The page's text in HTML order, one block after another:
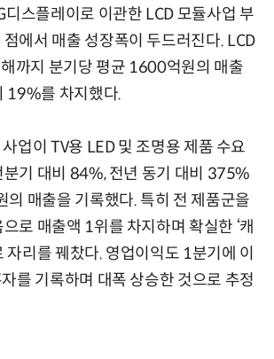
디스플레이로 이관한 LCD 모듈사업 부
에서 매출 성장폭이 두드러진다. LCD
까지 분기당 평균 1600억원의 매출
19%를 차지했다.
업이 TV용 LED 및 조명용 제품 수요
분기 대비 84%, 전년 동기 대비 375%
매출을 기록했다. 특히 전 제품군을
로 매출액 1위를 차지하며 확실한 ‘캐
자리를 꿰찼다. 영업이익도 1분기에 이
를 기록하며 대폭 상승한 것으로 추정